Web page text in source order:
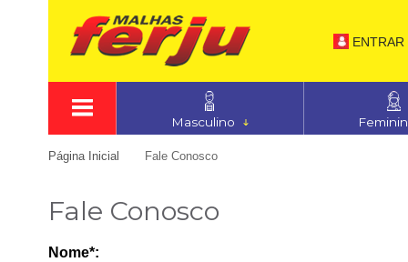
ENTRAR
Masculino
Página Inicial Fale Conosco
Fale Conosco
Nome*: